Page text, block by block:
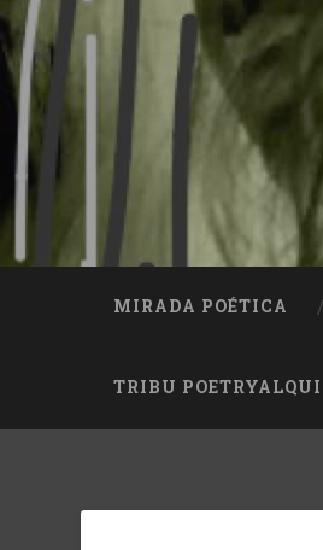
Skip
to
content
Search
MIRADA POÉTICA
TRIBU